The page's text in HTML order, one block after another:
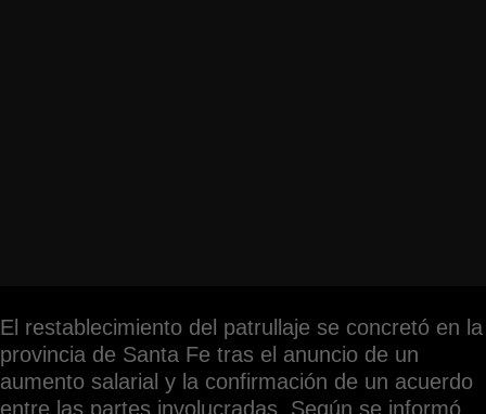
El restablecimiento del patrullaje se concretó en la
provincia de Santa Fe tras el anuncio de un
aumento salarial y la confirmación de un acuerdo
entre las partes involucradas. Según se informó,